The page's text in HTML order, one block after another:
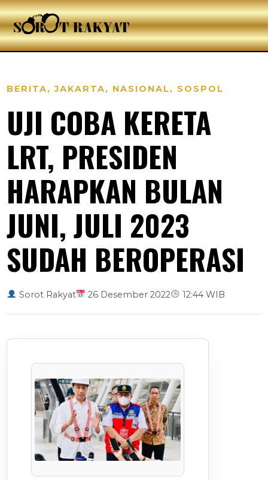
BERITA,JAKARTA, NASIONAL, SOSPOL
UJI COBA KERETA
LRT, PRESIDEN
HARAPKAN BULAN
JUNI, JULI 2023
SUDAH BEROPERASI
Sorot Rakyat 26 Desember 2022 12:44 WIB